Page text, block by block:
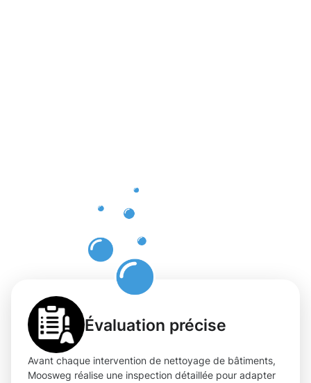
Évaluation précise
Avant chaque intervention de nettoyage de bâtiments,
Moosweg réalise une inspection détaillée pour adapter